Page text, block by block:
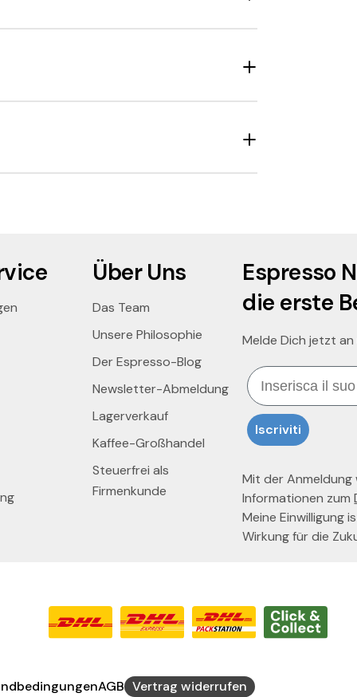
werden danach mit kalter Luft
der Luftkühlung garantiert, dass
Über Uns
Das Team
Unsere Philosophie
Der Espresso-Blog
Newsletter-Abmeldung
Lagerverkauf
Kaffee-Großhandel
Steuerfrei als
Firmenkunde
Espresso
die erste
Melde Dich jetzt
Email
Iscriviti
Mit der Anmeldung
Informationen zum
Meine Einwilligung
Wirkung für die
AGB Vertrag widerrufen